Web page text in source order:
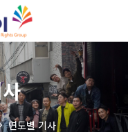
연도별 기사